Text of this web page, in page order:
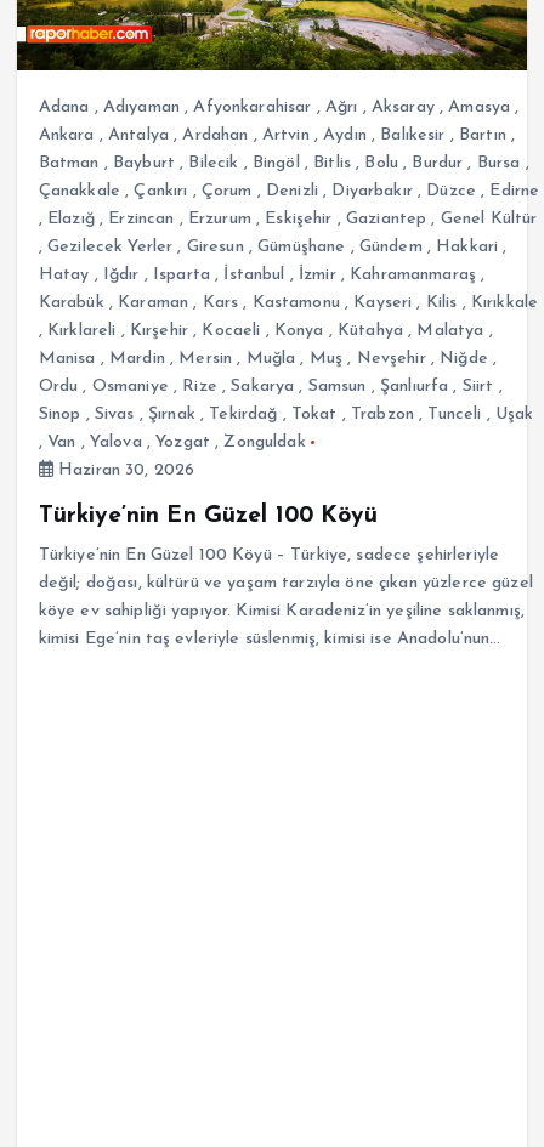
Adana , Adıyaman ,Afyonkarahisar , Ağrı , Aksaray,Amasya ,
Ankara , Antalya ,Ardahan , Artvin ,Aydın , Balıkesir , Bartın ,
Batman , Bayburt , Bilecik , Bingöl , Bitlis , Bolu , Burdur , Bursa ,
Çanakkale ,Çankırı , Çorum , Denizli , Diyarbakır, Düzce , Edirne
, Elazığ, Erzincan , Erzurum , Eskişehir , Gaziantep , Genel Kültür
, Gezilecek Yerler , Giresun ,Gümüşhane , Gündem , Hakkari ,
Hatay , Iğdır , Isparta , İstanbul , İzmir, Kahramanmaraş ,
Karabük , Karaman , Kars , Kastamonu , Kayseri , Kilis , Kırıkkale
, Kırklareli , Kırşehir, Kocaeli , Konya , Kütahya , Malatya ,
Manisa , Mardin , Mersin , Muğla , Muş , Nevşehir, Niğde ,
Ordu , Osmaniye , Rize ,Sakarya , Samsun , Şanlıurfa , Siirt ,
Sinop , Sivas , Şırnak , Tekirdağ , Tokat , Trabzon , Tunceli , Uşak
, Van , Yalova ,Yozgat ,Zonguldak
Haziran 30, 2026
Türkiye’nin En Güzel 100 Köyü
Türkiye’nin En Güzel 100 Köyü – Türkiye, sadece şehirleriyle
değil; doğası, kültürü ve yaşam tarzıyla öne çıkan yüzlerce güzel
köye ev sahipliği yapıyor. Kimisi Karadeniz’in yeşiline saklanmış,
kimisi Ege’nin taş evleriyle süslenmiş, kimisi ise Anadolu’nun…